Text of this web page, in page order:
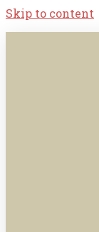
Skip to content